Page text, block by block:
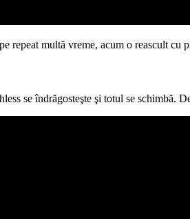
repeat multă vreme, acum o reascult cu
se îndrăgosteşte şi totul se schimbă.